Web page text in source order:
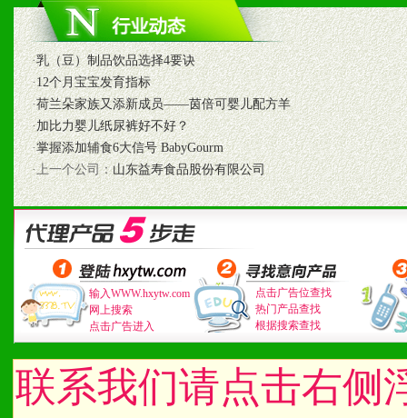
3、具备区域内良好的终端
4、具备一定业务团队能力
道，医药渠道并为之提供
5、具备较强的市场操作意
八、品牌产品
1、不断提升品牌的知名度
2、不断开创新产品不断满
化。
九、加盟优势
·乳（豆）制品饮品选择4要诀
·12个月宝宝发育指标
·荷兰朵家族又添新成员——茵倍可婴儿配方羊
·加比力婴儿纸尿裤好不好？
·掌握添加辅食6大信号 BabyGourm
·上一个公司：山东益寿食品股份有限公司
输入WWW.hxytw.com
网上搜索
点击广告进入
点击广告位查找
热门产品查找
根据搜索查找
联系我们请点击右侧